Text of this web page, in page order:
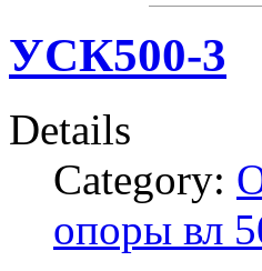
УСК500-3
Details
Category:
опоры вл